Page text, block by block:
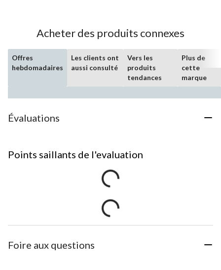
Acheter des produits connexes
Offres
hebdomadaires
Les clients ont
aussi consulté
Vers les
produits
tendances
Plus de
cette
marque
Évaluations
Points saillants de l'evaluation
Foire aux questions